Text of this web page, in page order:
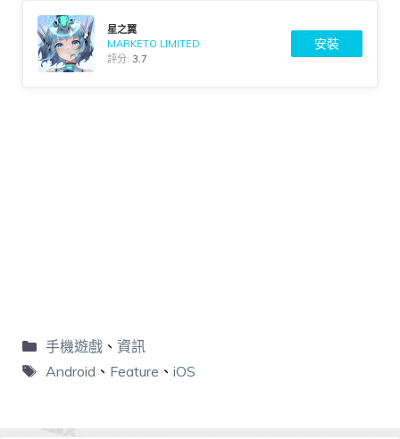
星之翼
MARKETO LIMITED
評分: 3.7
安裝
手機遊戲、 資訊
Android 、 Feature 、 iOS